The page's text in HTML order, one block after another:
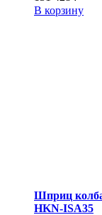
В корзину
Шприц
HKN-ISA35